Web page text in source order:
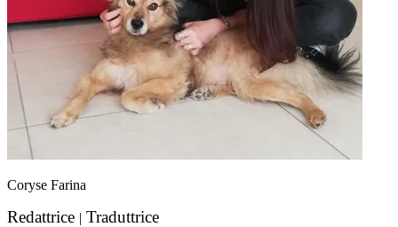
Coryse Farina
Redattrice | Traduttrice